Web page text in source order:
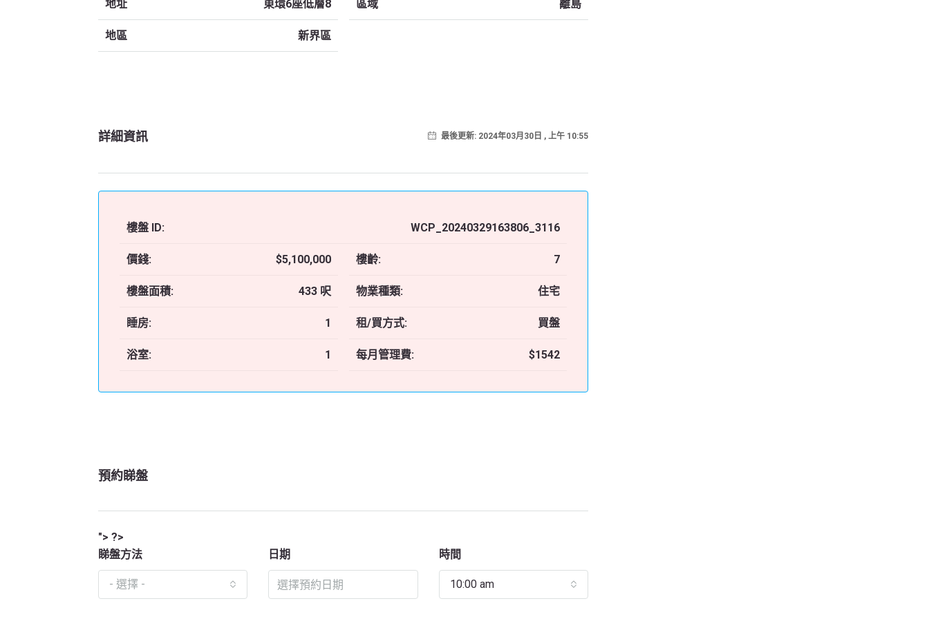
地址 東環6座低層8
地區 新界區
區域 離島
詳細資訊 最後更新: 2024年03月30日 , 上午 10:55
樓盤 ID: WCP_20240329163806_3116
價錢: $5,100,000
樓盤面積: 433 呎
睡房: 1
浴室: 1
樓齡: 7
物業種類: 住宅
租/買方式: 買盤
每月管理費: $1542
預約睇盤
"> ?>
睇盤方法
- 選擇 -
日期 時間
10:00 am